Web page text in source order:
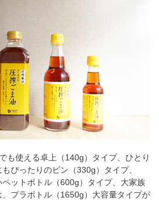
も使える卓上（140g）タイプ、ひとり
ぴったりのビン（330g）タイプ、
ットボトル（600g）タイプ、大家族
プラボトル（1650g）大容量タイプが